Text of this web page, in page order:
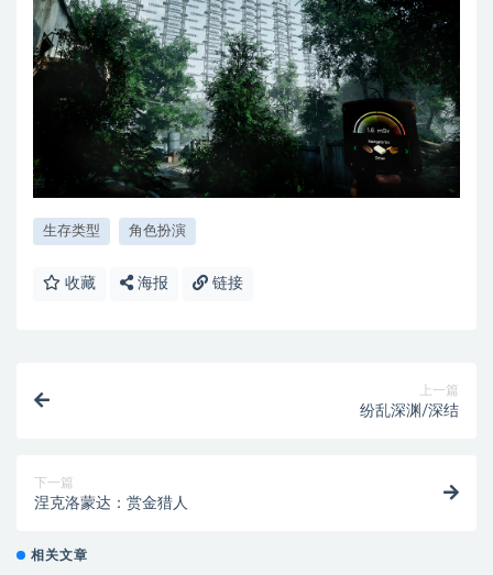
生存类型 角色扮演
收藏 海报 链接
上一篇
纷乱深渊/深结
下一篇
涅克洛蒙达：赏金猎人
相关文章